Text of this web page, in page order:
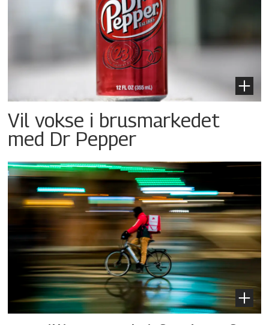
Vil vokse i brusmarkedet
med Dr Pepper